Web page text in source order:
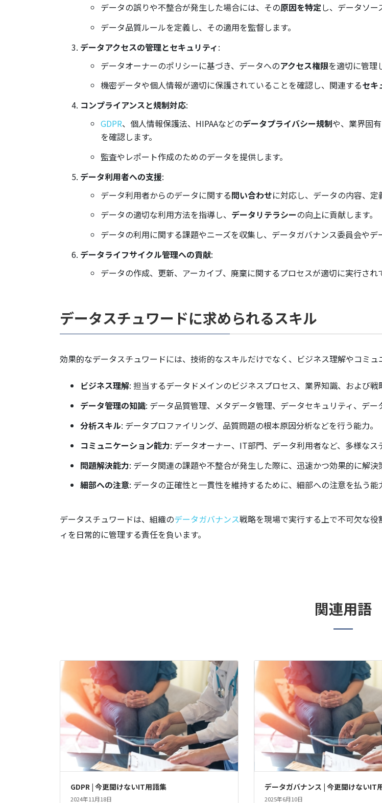
データの誤りや不整合が発生した場合には、その原因を特定し、データソー
データ品質ルールを定義し、その適用を監督します。
データアクセスの管理とセキュリティ:
データオーナーのポリシーに基づき、データへのアクセス権限を適切に管理
機密データや個人情報が適切に保護されていることを確認し、関連するセキ
コンプライアンスと規制対応:
GDPR、個人情報保護法、HIPAAなどのデータプライバシー規制や、業界固
を確認します。
監査やレポート作成のためのデータを提供します。
データ利用者への支援:
データ利用者からのデータに関する問い合わせに対応し、データの内容、定
データの適切な利用方法を指導し、 データリテラシーの向上に貢献します。
データの利用に関する課題やニーズを収集し、データガバナンス委員会やデ
データライフサイクル管理への貢献:
データの作成、更新、アーカイブ、廃棄に関するプロセスが適切に実行され
データスチュワードに求められるスキル
効果的なデータスチュワードには、技術的なスキルだけでなく、ビジネス理解やコミュ
ビジネス理解: 担当するデータドメインのビジネスプロセス、業界知識、および戦
データ管理の知識: データ品質管理、メタデータ管理、データセキュリティ、デー
分析スキル: データプロファイリング、品質問題の根本原因分析などを行う能力。
コミュニケーション能力: データオーナー、IT部門、データ利用者など、多様な
問題解決能力: データ関連の課題や不整合が発生した際に、迅速かつ効果的に解決
細部への注意: データの正確性と一貫性を維持するために、細部への注意を払う能
データスチュワードは、組織のデータガバナンス戦略を現場で実行する上で不可欠な
ィを日常的に管理する責任を負います。
関連用語
GDPR | 今更聞けないIT用語集
2024年11月18日
データガバナンス | 今更聞けないIT
2025年6月10日